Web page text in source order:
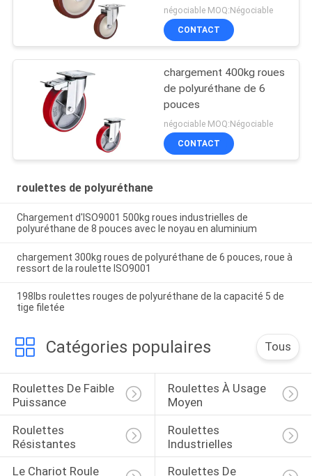
négociable MOQ:Négociable
CONTACT
chargement 400kg roues
de polyuréthane de 6
pouces
négociable MOQ:Négociable
CONTACT
roulettes de polyuréthane
Chargement d'ISO9001 500kg roues industrielles de
polyuréthane de 8 pouces avec le noyau en aluminium
chargement 300kg roues de polyuréthane de 6 pouces, roue à
ressort de la roulette ISO9001
198lbs roulettes rouges de polyuréthane de la capacité 5 de
tige filetée
Catégories populaires Tous
Roulettes De Faible
Puissance
Roulettes À Usage
Moyen
Roulettes
Résistantes
Roulettes
Industrielles
Le Chariot Roule
Roulettes De